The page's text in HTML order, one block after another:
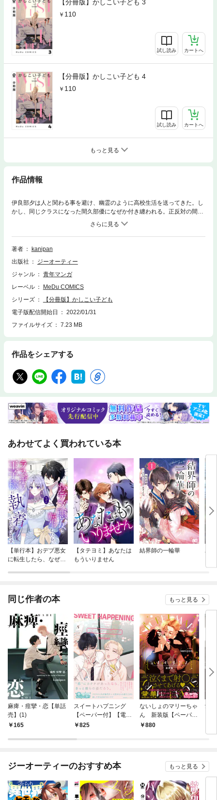
【分冊版】かしこい子ども 3
110
試し読み カートへ
【分冊版】かしこい子ども 4
110
試し読み カートへ
もっと見る
作品情報
伊良部夕は人と関わる事を避け、幽霊のように高校生活を送ってきた。し
かし、同じクラスになった間久部優になぜか付き纏われる。正反対の間久
部に関わることで心を許し始める伊良部。だが、間久部にはある事情があ
ってーー？ 血の繋がり同士にまともな倫理は通用しない。逃げて、迷っ
て、出会ったふたりの物語。※この作品は『COMIC MeDu』掲載時のもの
です。単行本版と内容が異なる場合がございます。
著者
kanipan
出版社
ジーオーティー
ジャンル
青年マンガ
レーベル
MeDu COMICS
シリーズ
【分冊版】かしこい子ども
電子版配信開始日
2022/01/31
ファイルサイズ
7.23 MB
作品をシェアする
あわせてよく買われている本
【単行本】おデブ悪女
に転生したら、なぜか
【タテヨミ】あなたは
もういりません
結界師の一輪華
バ
今
同じ作者の本 もっと見る
麻痺・痙攣・恋【単話
売】(1)
165
スイートハプニング
【ペーパー付】【電子
限定ペーパー付】
825
ないしょのマリーちゃ
ん 新装版【ペーパー
付】【電子限定ペーパ
880
愛
ジーオーティーのおすすめ本 もっと見る